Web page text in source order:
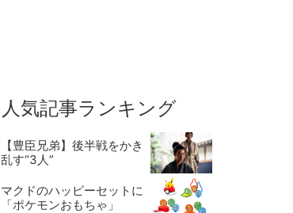
人気記事ランキング
【豊臣兄弟】後半戦をかき
乱す“3人”
マクドのハッピーセットに
「ポケモンおもちゃ」